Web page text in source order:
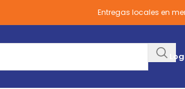
Entregas locales en